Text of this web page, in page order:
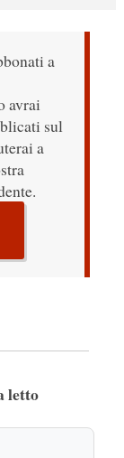
a
avrai
sul
a
letto